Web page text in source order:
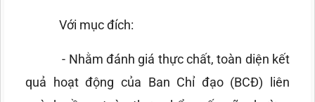
Với mục đích:
- Nhằm đánh giá thực chất, toàn diện kết
quả hoạt động của Ban Chỉ đạo (BCĐ) liên